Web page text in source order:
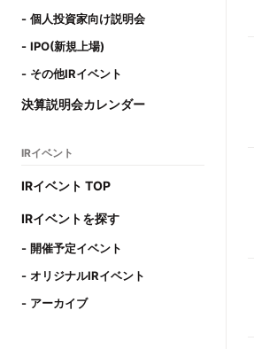
個人投資家向け説明会
IPO(新規上場)
その他IRイベント
決算説明会カレンダー
IRイベント
IRイベント TOP
IRイベントを探す
開催予定イベント
オリジナルIRイベント
アーカイブ